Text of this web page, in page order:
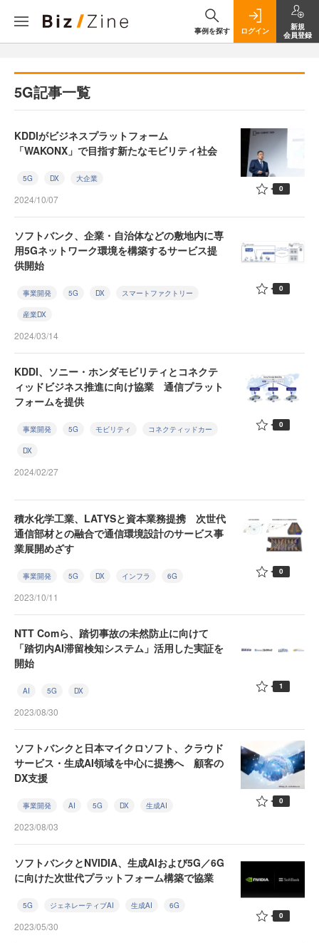
事例を探す ログイン
新規
会員登録
5G記事一覧
KDDIがビジネスプラットフォーム
「WAKONX」で目指す新たなモビリティ社会
5G DX 大企業
2024/10/07
0
ソフトバンク、企業・自治体などの敷地内に専
用5Gネットワーク環境を構築するサービス提
供開始
事業開発 5G DX スマートファクトリー
産業DX
2024/03/14
0
KDDI、ソニー・ホンダモビリティとコネクテ
ィッドビジネス推進に向け協業 通信プラット
フォームを提供
事業開発 5G モビリティ コネクティッドカー
DX
2024/02/27
0
積水化学工業、LATYSと資本業務提携 次世代
通信部材との融合で通信環境設計のサービス事
業展開めざす
事業開発 5G DX インフラ 6G
2023/10/11
0
NTT Comら、踏切事故の未然防止に向けて
「踏切内AI滞留検知システム」活用した実証を
開始
AI 5G DX
2023/08/30
1
ソフトバンクと日本マイクロソフト、クラウド
サービス・生成AI領域を中心に提携へ 顧客の
DX支援
事業開発 AI 5G DX 生成AI
2023/08/03
0
ソフトバンクとNVIDIA、生成AIおよび5G／6G
に向けた次世代プラットフォーム構築で協業
5G ジェネレーティブAI 生成AI 6G
2023/05/30
0